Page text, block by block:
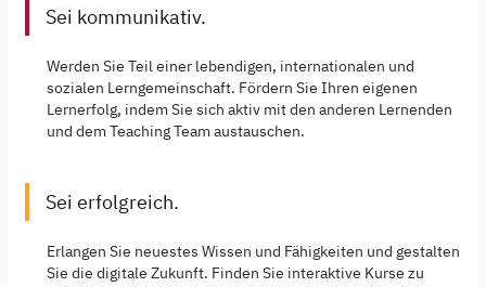
Sei kommunikativ.
Werden Sie Teil einer lebendigen, internationalen und
sozialen Lerngemeinschaft. Fördern Sie Ihren eigenen
Lernerfolg, indem Sie sich aktiv mit den anderen Lernenden
und dem Teaching Team austauschen.
Sei erfolgreich.
Erlangen Sie neuestes Wissen und Fähigkeiten und gestalten
Sie die digitale Zukunft. Finden Sie interaktive Kurse zu